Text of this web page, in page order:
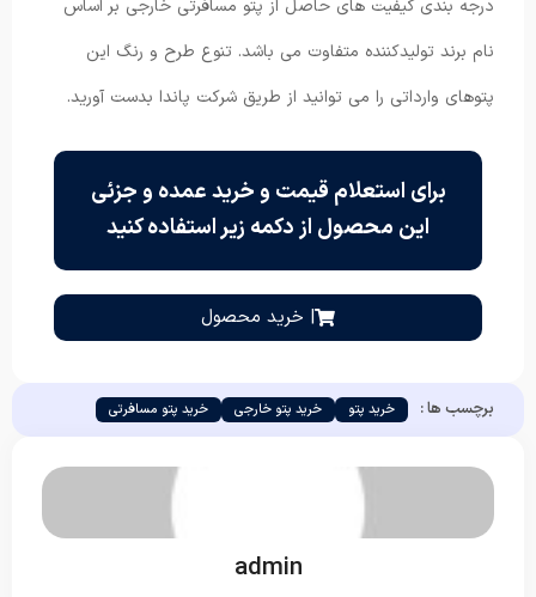
درجه بندی کیفیت های حاصل از پتو مسافرتی خارجی بر اساس
نام برند تولیدکننده متفاوت می باشد. تنوع طرح و رنگ این
پتوهای وارداتی را می توانید از طریق شرکت پاندا بدست آورید.
برای استعلام قیمت و خرید عمده و جزئی
این محصول از دکمه زیر استفاده کنید
| خرید محصول
برچسب ها : خرید پتو خرید پتو خارجی خرید پتو مسافرتی
admin